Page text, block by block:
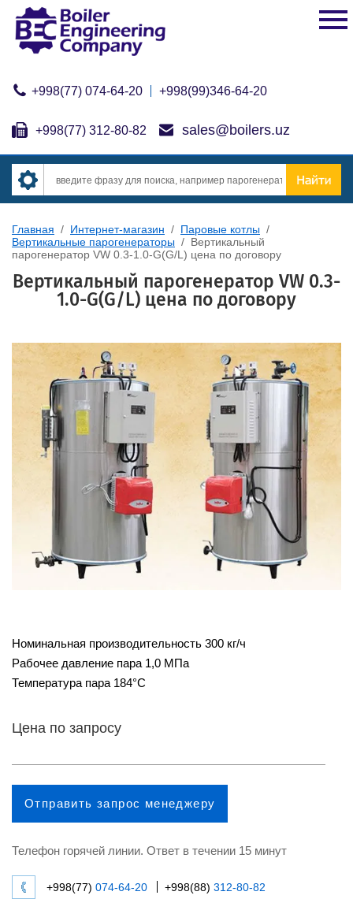
+998(77) 074-64-20 +998(99)346-64-20
+998(77) 312-80-82 sales@boilers.uz
Главная / Интернет-магазин / Паровые котлы /
Вертикальные парогенераторы / Вертикальный
парогенератор VW 0.3-1.0-G(G/L) цена по договору
Вертикальный парогенератор VW 0.3-
1.0-G(G/L) цена по договору
Номинальная производительность 300 кг/ч
Рабочее давление пара 1,0 МПа
Температура пара 184°С
Цена по запросу
Отправить запрос менеджеру
Телефон горячей линии. Ответ в течении 15 минут
+998(77) 074-64-20 +998(88) 312-80-82